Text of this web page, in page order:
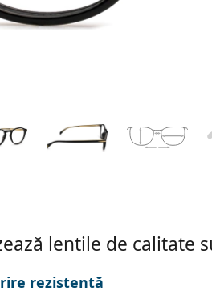
lentile de calitate
rezistentă